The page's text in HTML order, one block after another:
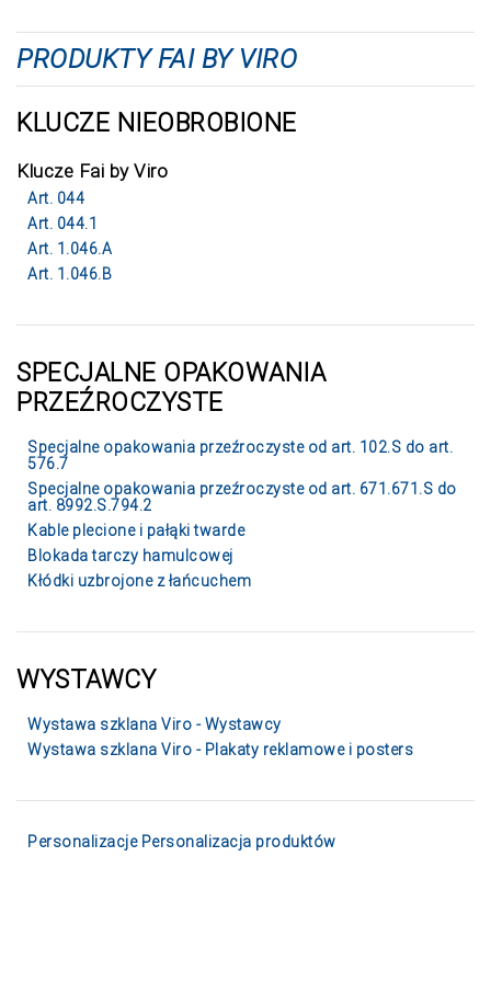
PRODUKTY FAI BY VIRO
KLUCZE NIEOBROBIONE
Klucze Fai by Viro
Art. 044
Art. 044.1
Art. 1.046.A
Art. 1.046.B
SPECJALNE OPAKOWANIA
PRZEŹROCZYSTE
Specjalne opakowania przeźroczyste od art. 102.S do art.
576.7
Specjalne opakowania przeźroczyste od art. 671.671.S do
art. 8992.S.794.2
Kable plecione i pałąki twarde
Blokada tarczy hamulcowej
Kłódki uzbrojone z łańcuchem
WYSTAWCY
Wystawa szklana Viro - Wystawcy
Wystawa szklana Viro - Plakaty reklamowe i posters
Personalizacje Personalizacja produktów